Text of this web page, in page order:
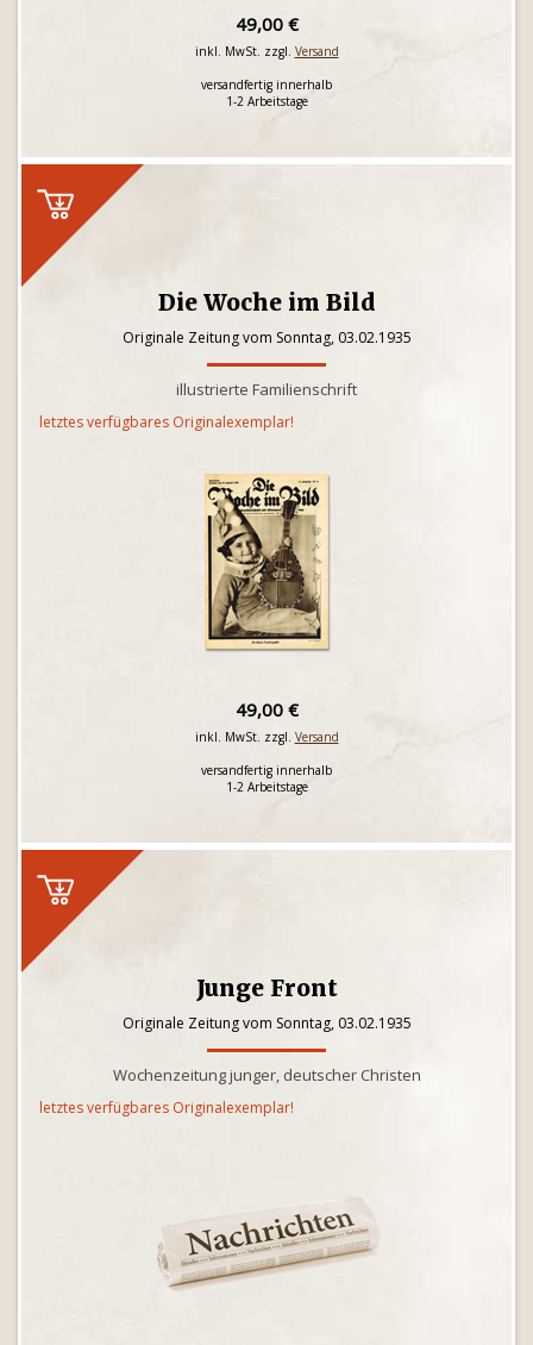
49,00 €
inkl. MwSt. zzgl. Versand
versandfertig innerhalb
1-2 Arbeitstage
Die Woche im Bild
Originale Zeitung vom Sonntag, 03.02.1935
illustrierte Familienschrift
letztes verfügbares Originalexemplar!
49,00 €
inkl. MwSt. zzgl. Versand
versandfertig innerhalb
1-2 Arbeitstage
Junge Front
Originale Zeitung vom Sonntag, 03.02.1935
Wochenzeitung junger, deutscher Christen
letztes verfügbares Originalexemplar!